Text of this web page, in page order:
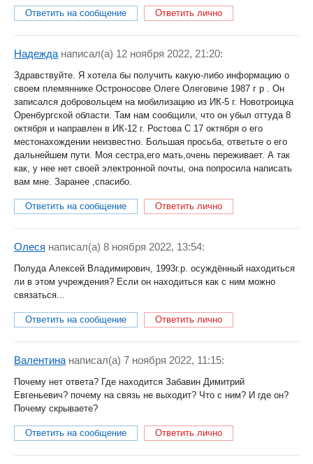
Ответить на сообщение Ответить лично
Надежда написал(a) 12 ноября 2022, 21:20:
Здравствуйте. Я хотела бы получить какую-либо информацию о
своем племяннике Остроносове Олеге Олеговиче 1987 г р . Он
записался добровольцем на мобилизацию из ИК-5 г. Новотроицка
Оренбургской области. Там нам сообщили, что он убыл оттуда 8
октября и направлен в ИК-12 г. Ростова С 17 октября о его
местонахождении неизвестно. Большая просьба, ответьте о его
дальнейшем пути. Моя сестра,его мать,очень переживает. А так
как, у нее нет своей электронной почты, она попросила написать
вам мне. Заранее ,спасибо.
Ответить на сообщение Ответить лично
Олеся написал(a) 8 ноября 2022, 13:54:
Полуда Алексей Владимирович, 1993г.р. осуждённый находиться
ли в этом учреждения? Если он находиться как с ним можно
связаться...
Ответить на сообщение Ответить лично
Валентина написал(a) 7 ноября 2022, 11:15:
Почему нет ответа? Где находится Забавин Димитрий
Евгеньевич? почему на связь не выходит? Что с ним? И где он?
Почему скрываете?
Ответить на сообщение Ответить лично